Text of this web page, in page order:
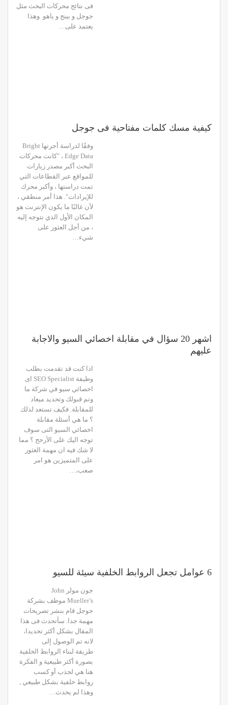
فى نتائج محركات البحث مثل
جوجل و بينج و ياهو. وهذا
يعتمد على…
كيفية مسك كلمات مفتاحية فى جوجل
وفقًا لدراسة أجرتها Bright
Edge Data ، "كانت محركات
البحث أكبر مصدر زيارات
للمواقع عبر القطاعات التي
تمت دراستها ، وأكبر محرك
للإيرادات". هذا أمر منطقي ،
لأن غالبًا ما يكون الإنترنت هو
المكان الأول الذي نتوجه إليه
، من أجل العثور على
شيء…
اشهر 20 سؤال في مقابلة اخصائي السيو والاجابة
عليهم
اذا كنت قد تقدمت بطلب
وظيفة SEO Specialist اى
اخصائي سيو في شركة ما
وتم قبولك وتحديد ميعاد
للمقابلة. فكيف تستعد لذلك
؟ ما هي أسئلة مقابلة
اخصائي السيو التى سوف
توجه اليك على الأرجح ؟ مما
لا شك فيه ان مهمة العثور
على المتميزين هو امر
صعب،…
6 عوامل تجعل الروابط الخلفية سيئة للسيو
جون مولر John
Mueller’s موظف بشركة
جوجل قام بنشر تصريحات
مهمة جدا. سأتحدث فى هذا
المقال بشكل أكثر تحديدا،
لانه تم الوصول إلى
طريقة لبناء الروابط الخلفية
بصورة أكثر طبيعية و الفكرة
هنا هي لجذب أو كسب
روابط خلفية بشكل طبيعي ,
وهذا لم يحدث…